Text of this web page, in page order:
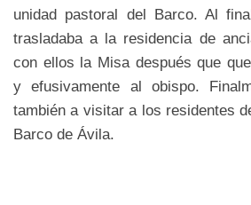
unidad pastoral del Barco. Al
trasladaba a la residencia de
con ellos la Misa después que
y efusivamente al obispo.
también a visitar a los residentes
Barco de Ávila.